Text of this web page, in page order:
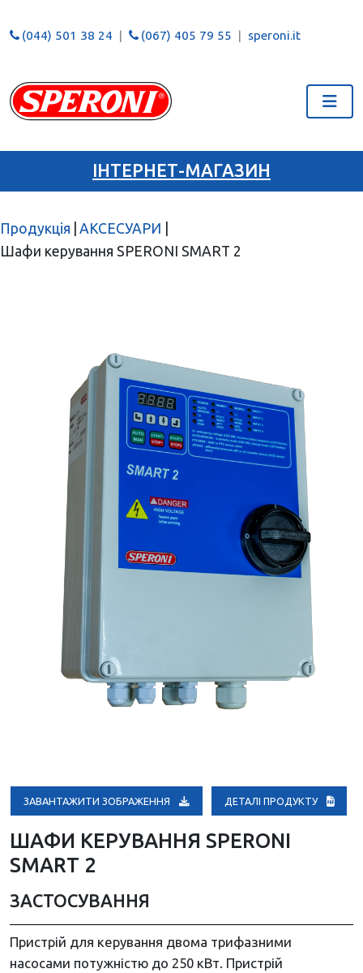
(044) 501 38 24 (067) 405 79 55 speroni.it
ІНТЕРНЕТ-МАГАЗИН
Продукція АКСЕСУАРИ
Шафи керування SPERONI SMART 2
ЗАВАНТАЖИТИ ЗОБРАЖЕННЯ ДЕТАЛІ ПРОДУКТУ
ШАФИ КЕРУВАННЯ SPERONI
SMART 2
ЗАСТОСУВАННЯ
Пристрій для керування двома трифазними
насосами потужністю до 250 кВт. Пристрій